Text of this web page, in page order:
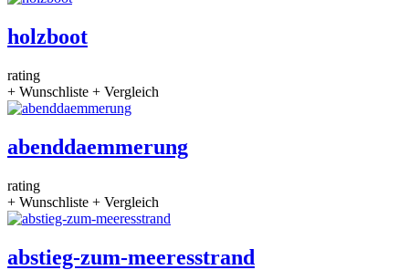
holzboot
rating
+ Wunschliste + Vergleich
abenddaemmerung
rating
+ Wunschliste + Vergleich
abstieg-zum-meeresstrand